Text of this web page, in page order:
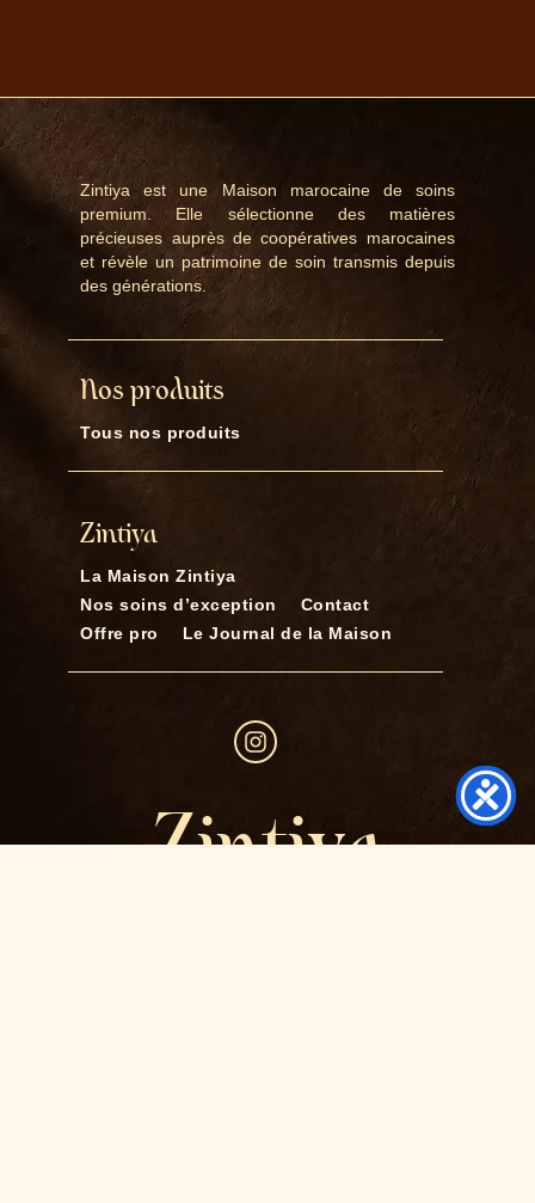
Zintiya est une Maison marocaine de soins
premium. Elle sélectionne des matières
précieuses auprès de coopératives marocaines
et révèle un patrimoine de soin transmis depuis
des générations.
Nos produits
Tous nos produits
Zintiya
La Maison Zintiya
Nos soins d’exception
Contact
Offre pro
Le Journal de la Maison
Zintiya